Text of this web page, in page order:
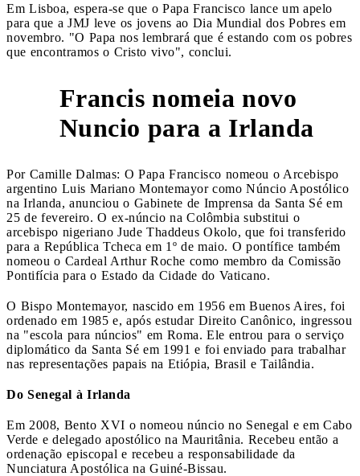
Em Lisboa, espera-se que o Papa Francisco lance um apelo
para que a JMJ leve os jovens ao Dia Mundial dos Pobres em
novembro. "O Papa nos lembrará que é estando com os pobres
que encontramos o Cristo vivo", conclui.
Francis nomeia novo
Nuncio para a Irlanda
Por Camille Dalmas: O Papa Francisco nomeou o Arcebispo
argentino Luis Mariano Montemayor como Núncio Apostólico
na Irlanda, anunciou o Gabinete de Imprensa da Santa Sé em
25 de fevereiro. O ex-núncio na Colômbia substitui o
arcebispo nigeriano Jude Thaddeus Okolo, que foi transferido
para a República Tcheca em 1º de maio. O pontífice também
nomeou o Cardeal Arthur Roche como membro da Comissão
Pontifícia para o Estado da Cidade do Vaticano.
O Bispo Montemayor, nascido em 1956 em Buenos Aires, foi
ordenado em 1985 e, após estudar Direito Canônico, ingressou
na "escola para núncios" em Roma. Ele entrou para o serviço
diplomático da Santa Sé em 1991 e foi enviado para trabalhar
nas representações papais na Etiópia, Brasil e Tailândia.
Do Senegal à Irlanda
Em 2008, Bento XVI o nomeou núncio no Senegal e em Cabo
Verde e delegado apostólico na Mauritânia. Recebeu então a
ordenação episcopal e recebeu a responsabilidade da
Nunciatura Apostólica na Guiné-Bissau.